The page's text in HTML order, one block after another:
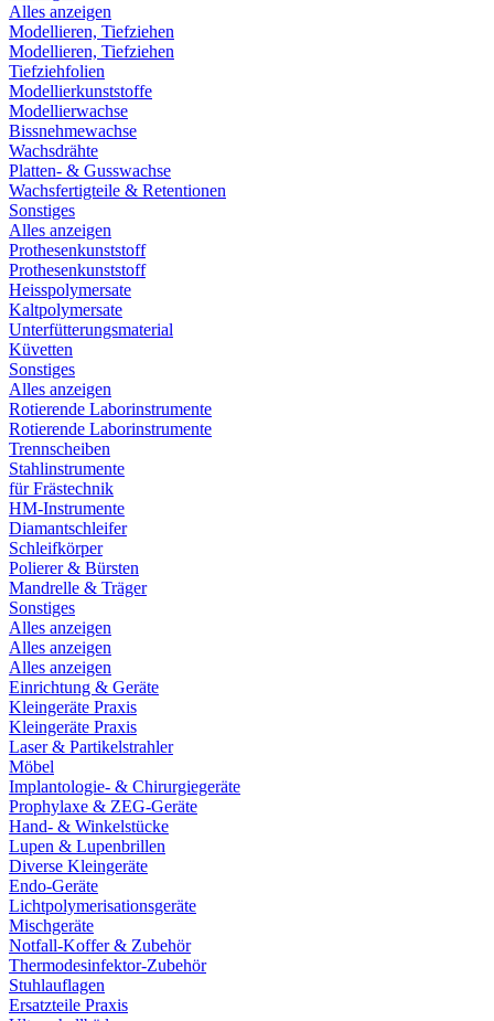
Alles anzeigen
Modellieren, Tiefziehen
Modellieren, Tiefziehen
Tiefziehfolien
Modellierkunststoffe
Modellierwachse
Bissnehmewachse
Wachsdrähte
Platten- & Gusswachse
Wachsfertigteile & Retentionen
Sonstiges
Alles anzeigen
Prothesenkunststoff
Prothesenkunststoff
Heisspolymersate
Kaltpolymersate
Unterfütterungsmaterial
Küvetten
Sonstiges
Alles anzeigen
Rotierende Laborinstrumente
Rotierende Laborinstrumente
Trennscheiben
Stahlinstrumente
für Frästechnik
HM-Instrumente
Diamantschleifer
Schleifkörper
Polierer & Bürsten
Mandrelle & Träger
Sonstiges
Alles anzeigen
Alles anzeigen
Alles anzeigen
Einrichtung & Geräte
Kleingeräte Praxis
Kleingeräte Praxis
Laser & Partikelstrahler
Möbel
Implantologie- & Chirurgiegeräte
Prophylaxe & ZEG-Geräte
Hand- & Winkelstücke
Lupen & Lupenbrillen
Diverse Kleingeräte
Endo-Geräte
Lichtpolymerisationsgeräte
Mischgeräte
Notfall-Koffer & Zubehör
Thermodesinfektor-Zubehör
Stuhlauflagen
Ersatzteile Praxis